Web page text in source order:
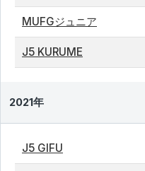
MUFGジュニア
J5 KURUME
2021年
J5 GIFU